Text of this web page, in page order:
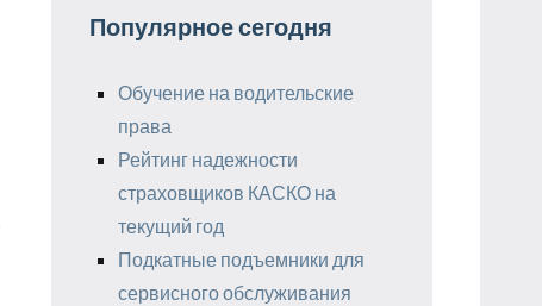
Популярное сегодня
Обучение на водительские
права
Рейтинг надежности
страховщиков КАСКО на
текущий год
Подкатные подъемники для
сервисного обслуживания